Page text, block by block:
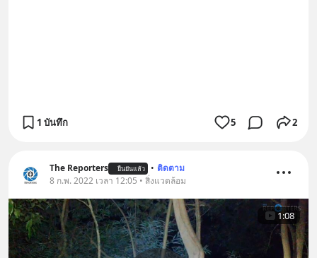
1 บันทึก 5 2
The Reporters ยืนยันแล้ว • ติดตาม
8 ก.พ. 2022 เวลา 12:05 • สิ่งแวดล้อม
1:08